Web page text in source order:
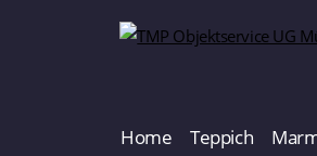
Home Teppich